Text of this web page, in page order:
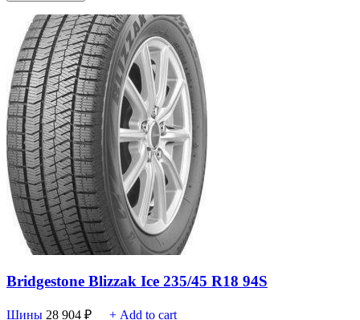
Bridgestone Blizzak Ice 235/45 R18 94S
Шины 28 904 ₽ + Add to cart